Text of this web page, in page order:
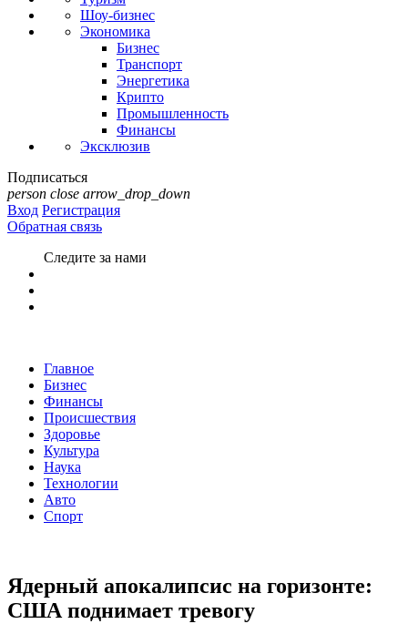
Шоу-бизнес
Экономика
Бизнес
Транспорт
Энергетика
Крипто
Промышленность
Финансы
Эксклюзив
Подписаться
person close arrow_drop_down
Вход Регистрация
Обратная связь
Следите за нами
Главное
Бизнес
Финансы
Происшествия
Здоровье
Культура
Наука
Технологии
Авто
Спорт
Ядерный апокалипсис на горизонте:
США поднимает тревогу